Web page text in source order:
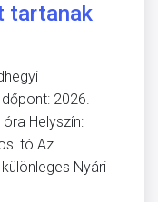
tartanak
Időpont: 2026.
Helyszín:
tó Az
Nyári